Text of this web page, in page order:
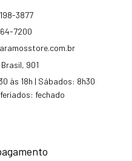
3877
7200
901
às 18h | Sábados: 8h30
feriados: fechado